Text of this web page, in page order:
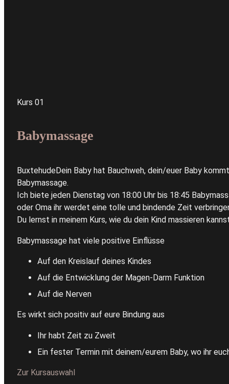
Babymassage
Kurs 01
BuxtehudeDein Baby hat Bauchweh, dein/euer Baby
Babymassage.
Ich biete jeden Dienstag von 18:00 Uhr bis 18:45
oder Oma ihr werdet eine tolle und bindende Zeit
Du lernst in meinem Kurs, wie du dein Kind massieren
Babymassage hat viele positive Einflüsse
Auf den Kreislauf deines Kindes
Auf die Entwicklung der Magen-Darm Funktion
Auf die Nerven
Es wirkt sich positiv auf eure Bindung aus
Ihr habt Zeit zu Zweit
Ein fester Termin mit deinem/eurem Baby, wo ihr
Zur Kursauswahl